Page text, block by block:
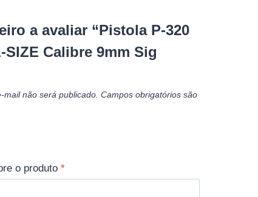
a avaliar “Pistola P-320
SIZE Calibre 9mm Sig
não será publicado. Campos obrigatórios são
o produto*